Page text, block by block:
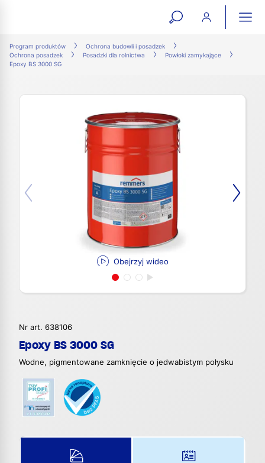
open
search
Program produktów
Ochrona budowli i posadzek
Ochrona posadzek
Posadzki dla rolnictwa
Powłoki zamykające
Epoxy BS 3000 SG
Obejrzyj wideo
Nr art. 638106
Epoxy BS 3000 SG
Wodne, pigmentowane zamknięcie o jedwabistym połysku